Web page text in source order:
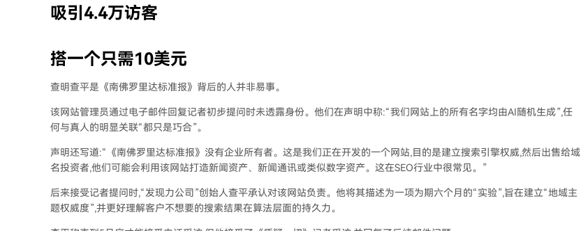
吸引4.4万访客
搭一个只需10美元
查明查平是《南佛罗里达标准报》背后的人并非易事。
该网站管理员通过电子邮件回复记者初步提问时未透露身份。他们在声明中称:“我们网站上的所有名字均由AI随机生成”,任
何与真人的明显关联“都只是巧合”。
声明还写道:“《南佛罗里达标准报》没有企业所有者。这是我们正在开发的一个网站,目的是建立搜索引擎权威,然后出售给域
名投资者,他们可能会利用该网站打造新闻资产、新闻通讯或类似数字资产。这在SEO行业中很常见。”
后来接受记者提问时,“发现力公司”创始人查平承认对该网站负责。他将其描述为一项为期六个月的“实验”,旨在建立“地域主
题权威度”,并更好理解客户不想要的搜索结果在算法层面的持久力。